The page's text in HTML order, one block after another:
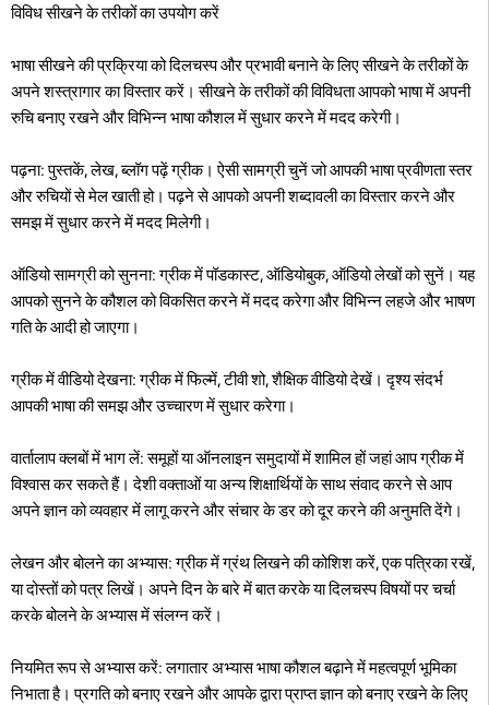
विविध सीखने के तरीकों का उपयोग करें
भाषा सीखने की प्रक्रिया को दिलचस्प और प्रभावी बनाने के लिए सीखने के तरीकों के
अपने शस्त्रागार का विस्तार करें। सीखने के तरीकों की विविधता आपको भाषा में अपनी
रुचि बनाए रखने और विभिन्न भाषा कौशल में सुधार करने में मदद करेगी।
पढ़ना: पुस्तकें, लेख, ब्लॉग पढ़ें ग्रीक। ऐसी सामग्री चुनें जो आपकी भाषा प्रवीणता स्तर
और रुचियों से मेल खाती हो। पढ़ने से आपको अपनी शब्दावली का विस्तार करने और
समझ में सुधार करने में मदद मिलेगी।
ऑडियो सामग्री को सुनना: ग्रीक में पॉडकास्ट, ऑडियोबुक, ऑडियो लेखों को सुनें। यह
आपको सुनने के कौशल को विकसित करने में मदद करेगा और विभिन्न लहजे और भाषण
गति के आदी हो जाएगा।
ग्रीक में वीडियो देखना: ग्रीक में फिल्में, टीवी शो, शैक्षिक वीडियो देखें। दृश्य संदर्भ
आपकी भाषा की समझ और उच्चारण में सुधार करेगा।
वार्तालाप क्लबों में भाग लें: समूहों या ऑनलाइन समुदायों में शामिल हों जहां आप ग्रीक में
विश्वास कर सकते हैं। देशी वक्ताओं या अन्य शिक्षार्थियों के साथ संवाद करने से आप
अपने ज्ञान को व्यवहार में लागू करने और संचार के डर को दूर करने की अनुमति देंगे।
लेखन और बोलने का अभ्यास: ग्रीक में ग्रंथ लिखने की कोशिश करें, एक पत्रिका रखें,
या दोस्तों को पत्र लिखें। अपने दिन के बारे में बात करके या दिलचस्प विषयों पर चर्चा
करके बोलने के अभ्यास में संलग्न करें।
नियमित रूप से अभ्यास करें: लगातार अभ्यास भाषा कौशल बढ़ाने में महत्वपूर्ण भूमिका
निभाता है। प्रगति को बनाए रखने और आपके द्वारा प्राप्त ज्ञान को बनाए रखने के लिए